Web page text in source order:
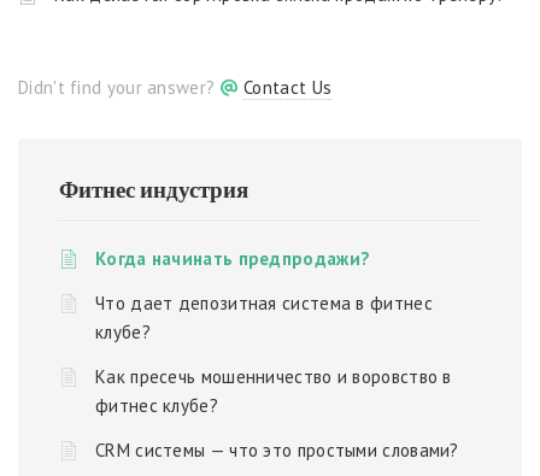
Didn't find your answer? Contact Us
Фитнес индустрия
Когда начинать предпродажи?
Что дает депозитная система в фитнес
клубе?
Как пресечь мошенничество и воровство в
фитнес клубе?
CRM системы — что это простыми словами?